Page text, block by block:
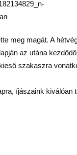
meg magát. A
az utána
szakaszra
íjászaink